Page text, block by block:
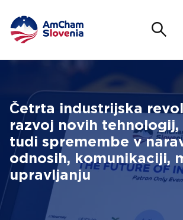
Išči
DOGODKI IN MREŽENJE
ZAGOVORNIŠTVO
AmChamYOUNG
MEDNARODNO SODELOVANJE
ČLANSTVO
Četrta industrijska
razvoj novih tehnologij,
tudi spremembe v
odnosih, komunikaciji,
upravljanju